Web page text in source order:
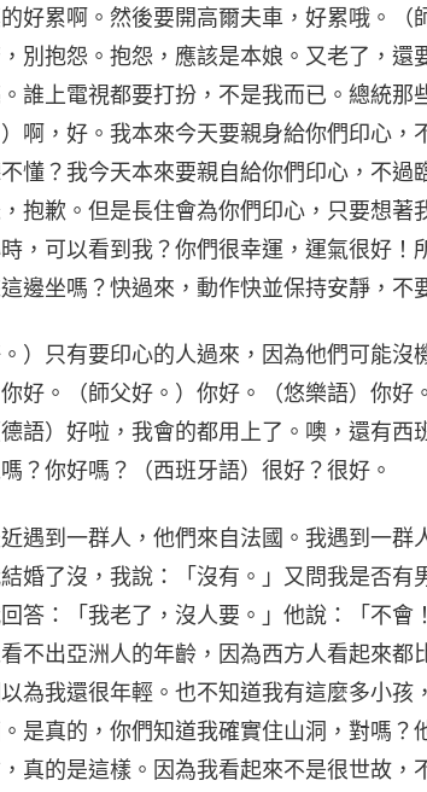
好累啊。然後要開高爾夫車，好累哦。（
，別抱怨。抱怨，應該是本娘。又老了，
誰上電視都要打扮，不是我而已。總統那
啊，好。我本來今天要親身給你們印心，
懂？我今天本來要親自給你們印心，不過
抱歉。但是長住會為你們印心，只要想著
，可以看到我？你們很幸運，運氣很好！
邊坐嗎？快過來，動作快並保持安靜，不
）只有要印心的人過來，因為他們可能沒
好。（師父好。）你好。（悠樂語）你好
語）好啦，我會的都用上了。噢，還有西
？你好嗎？（西班牙語）很好？很好。
遇到一群人，他們來自法國。我遇到一
婚了沒，我說：「沒有。」又問我是否有
答：「我老了，沒人要。」他說：「不會
不出亞洲人的年齡，因為西方人看起來都
為我還很年輕。也不知道我有這麼多小孩
是真的，你們知道我確實住山洞，對嗎？
真的是這樣。因為我看起來不是很世故，